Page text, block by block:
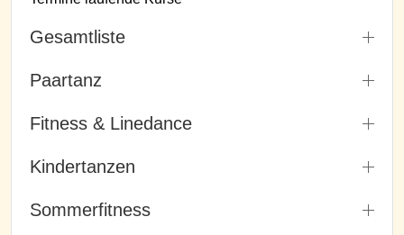
Gesamtliste
Paartanz
Fitness & Linedance
Kindertanzen
Sommerfitness